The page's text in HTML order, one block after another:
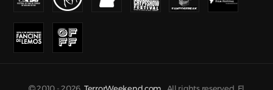
2010 -2026 TerrorWeekend.com . All rights reserved. El